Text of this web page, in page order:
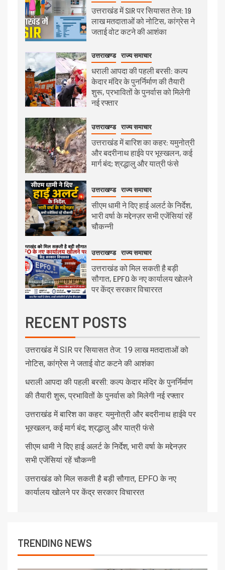
उत्तराखंड में SIR पर सियासत तेज: 19
लाख मतदाताओं को नोटिस, कांग्रेस ने
जताई वोट कटने की आशंका
उत्तराखण्ड राज्य समाचार
धराली आपदा की पहली बरसी: कल्प
केदार मंदिर के पुनर्निर्माण की तैयारी
शुरू, प्रभावितों के पुनर्वास को मिलेगी
नई रफ्तार
उत्तराखण्ड राज्य समाचार
उत्तराखंड में बारिश का कहर: यमुनोत्री
और बदरीनाथ हाईवे पर भूस्खलन, कई
मार्ग बंद; श्रद्धालु और यात्री फंसे
उत्तराखण्ड राज्य समाचार
सीएम धामी ने दिए हाई अलर्ट के निर्देश,
भारी वर्षा के मद्देनज़र सभी एजेंसियां रहें
चौकन्नी
उत्तराखण्ड राज्य समाचार
उत्तराखंड को मिल सकती है बड़ी
सौगात, EPFO के नए कार्यालय खोलने
पर केंद्र सरकार विचाररत
RECENT POSTS
उत्तराखंड में SIR पर सियासत तेज: 19 लाख मतदाताओं को
नोटिस, कांग्रेस ने जताई वोट कटने की आशंका
धराली आपदा की पहली बरसी: कल्प केदार मंदिर के पुनर्निर्माण
की तैयारी शुरू, प्रभावितों के पुनर्वास को मिलेगी नई रफ्तार
उत्तराखंड में बारिश का कहर: यमुनोत्री और बदरीनाथ हाईवे पर
भूस्खलन, कई मार्ग बंद; श्रद्धालु और यात्री फंसे
सीएम धामी ने दिए हाई अलर्ट के निर्देश, भारी वर्षा के मद्देनज़र
सभी एजेंसियां रहें चौकन्नी
उत्तराखंड को मिल सकती है बड़ी सौगात, EPFO के नए
कार्यालय खोलने पर केंद्र सरकार विचाररत
TRENDING NEWS